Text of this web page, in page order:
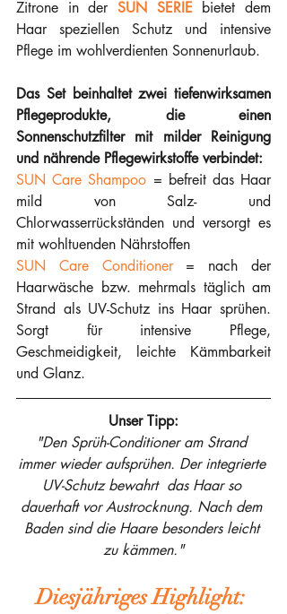
Zitrone in der SUN SERIE bietet dem
Haar speziellen Schutz und intensive
Pflege im wohlverdienten Sonnenurlaub.
Das Set beinhaltet zwei tiefenwirksamen
Pflegeprodukte, die einen
Sonnenschutzfilter mit milder Reinigung
und nährende Pflegewirkstoffe verbindet:
SUN Care Shampoo = befreit das Haar
mild von Salz- und
Chlorwasserrückständen und versorgt es
mit wohltuenden Nährstoffen
SUN Care Conditioner = nach der
Haarwäsche bzw. mehrmals täglich am
Strand als UV-Schutz ins Haar sprühen.
Sorgt für intensive Pflege,
Geschmeidigkeit, leichte Kämmbarkeit
und Glanz.
Unser Tipp:
"Den Sprüh-Conditioner am Strand
immer wieder aufsprühen. Der integrierte
UV-Schutz bewahrt  das Haar so
dauerhaft vor Austrocknung. Nach dem
Baden sind die Haare besonders leicht
zu kämmen."
Diesjähriges Highlight: